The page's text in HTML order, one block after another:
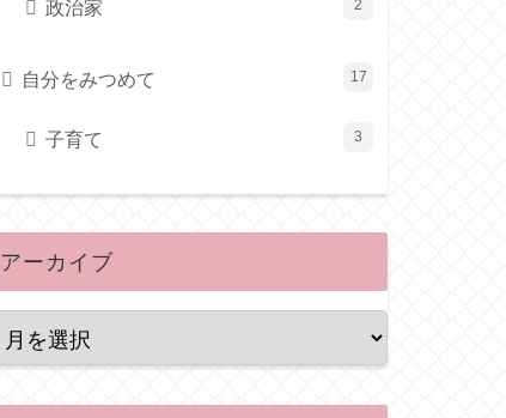
政治家 2
自分をみつめて 17
子育て 3
アーカイブ